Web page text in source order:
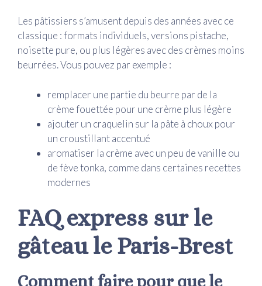
Les pâtissiers s’amusent depuis des années avec ce
classique : formats individuels, versions pistache,
noisette pure, ou plus légères avec des crèmes moins
beurrées. Vous pouvez par exemple :
remplacer une partie du beurre par de la
crème fouettée pour une crème plus légère
ajouter un craquelin sur la pâte à choux pour
un croustillant accentué
aromatiser la crème avec un peu de vanille ou
de fève tonka, comme dans certaines recettes
modernes
FAQ express sur le
gâteau le Paris-Brest
Comment faire pour que le